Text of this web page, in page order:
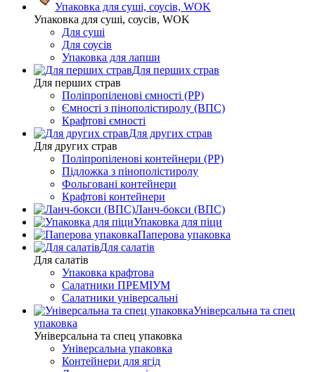
Упаковка для суші, соусів, WOK
Упаковка для суші, соусів, WOK
Для суші
Для соусів
Упаковка для лапши
Для перших страв
Для перших страв
Поліпропіленові ємності (PP)
Ємності з пінополістиролу (ВПС)
Крафтові ємності
Для других страв
Для других страв
Поліпропіленові контейнери (PP)
Підложка з пінополістиролу
Фольговані контейнери
Крафтові контейнери
Ланч-бокси (ВПС)
Упаковка для піци
Паперова упаковка
Для салатів
Для салатів
Упаковка крафтова
Салатники ПРЕМІУМ
Салатники універсальні
Універсальна та спец
упаковка
Універсальна та спец упаковка
Універсальна упаковка
Контейнери для ягід